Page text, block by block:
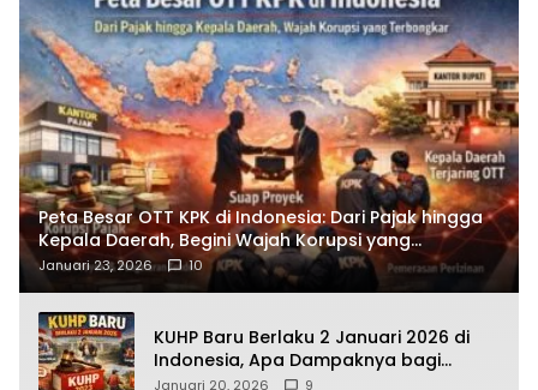
Peta Besar OTT KPK di Indonesia: Dari Pajak hingga
Kepala Daerah, Begini Wajah Korupsi yang
Terbongkar
Januari 23, 2026 10
KUHP Baru Berlaku 2 Januari 2026 di
Indonesia, Apa Dampaknya bagi
Kehidupan Warga? Ini Aturan Kunci
Januari 20, 2026 9